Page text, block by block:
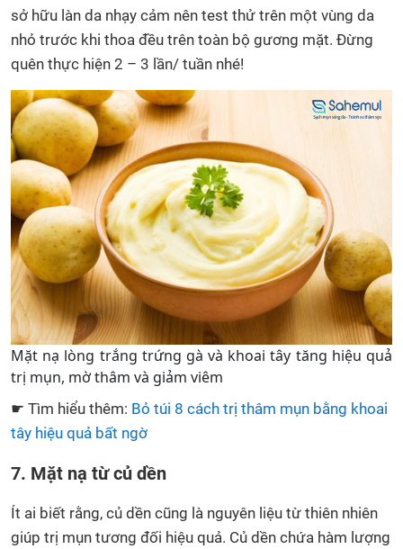
sở hữu làn da nhạy cảm nên test thử trên một vùng da
nhỏ trước khi thoa đều trên toàn bộ gương mặt. Đừng
quên thực hiện 2 – 3 lần/ tuần nhé!
Mặt nạ lòng trắng trứng gà và khoai tây tăng hiệu quả
trị mụn, mờ thâm và giảm viêm
☛ Tìm hiểu thêm: Bỏ túi 8 cách trị thâm mụn bằng khoai
tây hiệu quả bất ngờ
7. Mặt nạ từ củ dền
Ít ai biết rằng, củ dền cũng là nguyên liệu từ thiên nhiên
giúp trị mụn tương đối hiệu quả. Củ dền chứa hàm lượng